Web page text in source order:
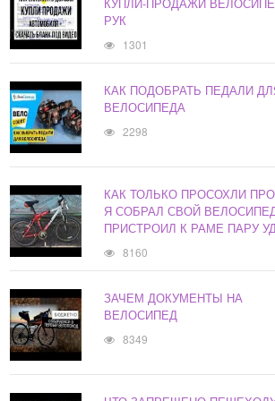
КУПЛИ-ПРОДАЖИ
РУК
1301
КАК ПОДОБРАТЬ ПЕДАЛИ
ВЕЛОСИПЕДА
2298
КАК ТОЛЬКО ПРОСОХЛИ
Я СОБРАЛ СВОЙ
ПРИСТРОИЛ К РАМЕ ПАРУ
8160
ЗАЧЕМ ДОКУМЕНТЫ НА
ВЕЛОСИПЕД
8349